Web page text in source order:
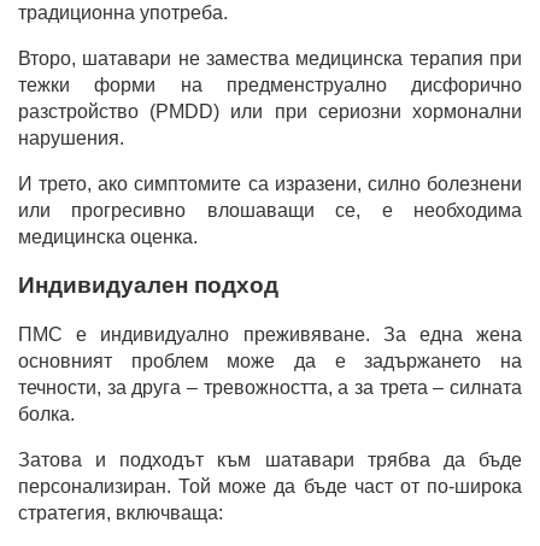
традиционна употреба.
Второ, шатавари не замества медицинска терапия при
тежки форми на предменструално дисфорично
разстройство (PMDD) или при сериозни хормонални
нарушения.
И трето, ако симптомите са изразени, силно болезнени
или прогресивно влошаващи се, е необходима
медицинска оценка.
Индивидуален подход
ПМС е индивидуално преживяване. За една жена
основният проблем може да е задържането на
течности, за друга – тревожността, а за трета – силната
болка.
Затова и подходът към шатавари трябва да бъде
персонализиран. Той може да бъде част от по-широка
стратегия, включваща: